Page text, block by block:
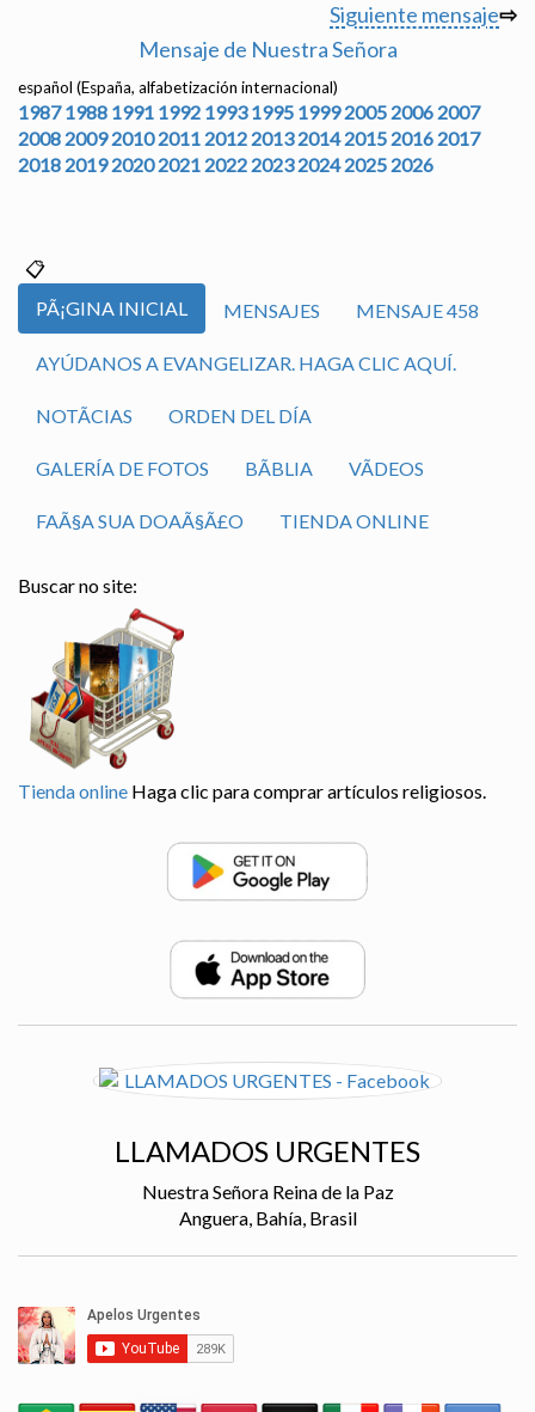
Siguiente mensaje⇨
Mensaje de Nuestra Señora
español (España, alfabetización internacional)
1987 1988 1991 1992 1993 1995 1999 2005 2006 2007
2008 2009 2010 2011 2012 2013 2014 2015 2016 2017
2018 2019 2020 2021 2022 2023 2024 2025 2026
PÃ¡GINA INICIAL MENSAJES MENSAJE 458
AYÚDANOS A EVANGELIZAR. HAGA CLIC AQUÍ.
NOTÃ­CIAS ORDEN DEL DÍA
GALERÍA DE FOTOS BÃ­BLIA VÃ­DEOS
FAÃ§A SUA DOAÃ§Ã£O TIENDA ONLINE
Buscar no site:
Tienda online Haga clic para comprar artículos religiosos.
LLAMADOS URGENTES
Nuestra Señora Reina de la Paz
Anguera, Bahía, Brasil